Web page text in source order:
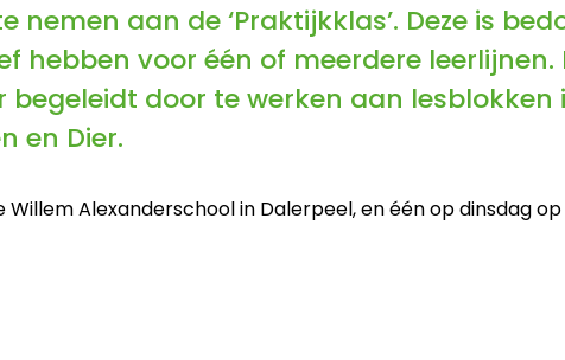
aan de ‘Praktijkklas’. Deze is
hebben voor één of meerdere
door te werken aan lesblokken
en Dier.
Alexanderschool in Dalerpeel, en één op dinsdag